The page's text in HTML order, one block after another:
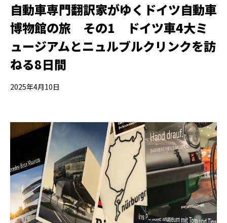
自動車専門翻訳家がゆくドイツ自動車
博物館の旅 その1 ドイツ車4大ミ
ュージアムとニュルブルクリンクを訪
ねる8日間
2025年4月10日